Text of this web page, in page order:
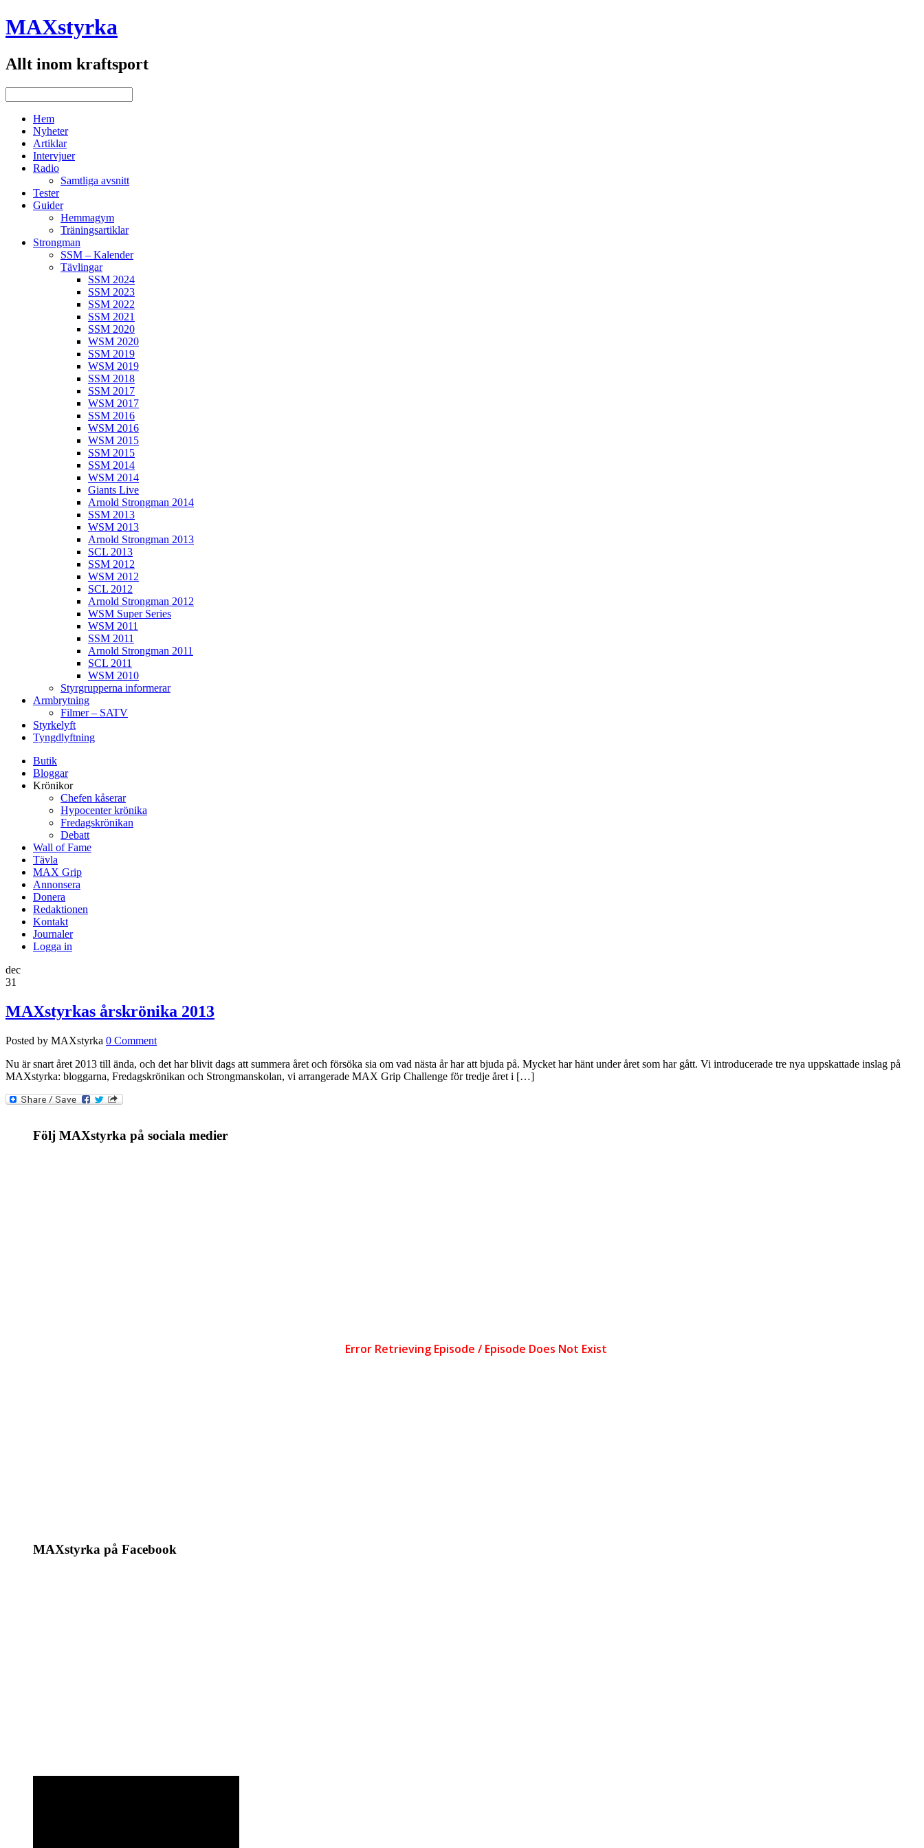
MAXstyrka
Allt inom kraftsport
Hem
Nyheter
Artiklar
Intervjuer
Radio
Samtliga avsnitt
Tester
Guider
Hemmagym
Träningsartiklar
Strongman
SSM – Kalender
Tävlingar
SSM 2024
SSM 2023
SSM 2022
SSM 2021
SSM 2020
WSM 2020
SSM 2019
WSM 2019
SSM 2018
SSM 2017
WSM 2017
SSM 2016
WSM 2016
WSM 2015
SSM 2015
SSM 2014
WSM 2014
Giants Live
Arnold Strongman 2014
SSM 2013
WSM 2013
Arnold Strongman 2013
SCL 2013
SSM 2012
WSM 2012
SCL 2012
Arnold Strongman 2012
WSM Super Series
WSM 2011
SSM 2011
Arnold Strongman 2011
SCL 2011
WSM 2010
Styrgrupperna informerar
Armbrytning
Filmer – SATV
Styrkelyft
Tyngdlyftning
Butik
Bloggar
Krönikor
Chefen kåserar
Hypocenter krönika
Fredagskrönikan
Debatt
Wall of Fame
Tävla
MAX Grip
Annonsera
Donera
Redaktionen
Kontakt
Journaler
Logga in
dec
31
MAXstyrkas årskrönika 2013
Posted by MAXstyrka 0 Comment
Nu är snart året 2013 till ända, och det har blivit dags att summera året och försöka sia om vad nästa år har att bjuda på. Mycket har hänt under året som har gått. Vi introducerade tre nya uppskattade inslag på
MAXstyrka: bloggarna, Fredagskrönikan och Strongmanskolan, vi arrangerade MAX Grip Challenge för tredje året i […]
Följ MAXstyrka på sociala medier
MAXstyrka på Facebook